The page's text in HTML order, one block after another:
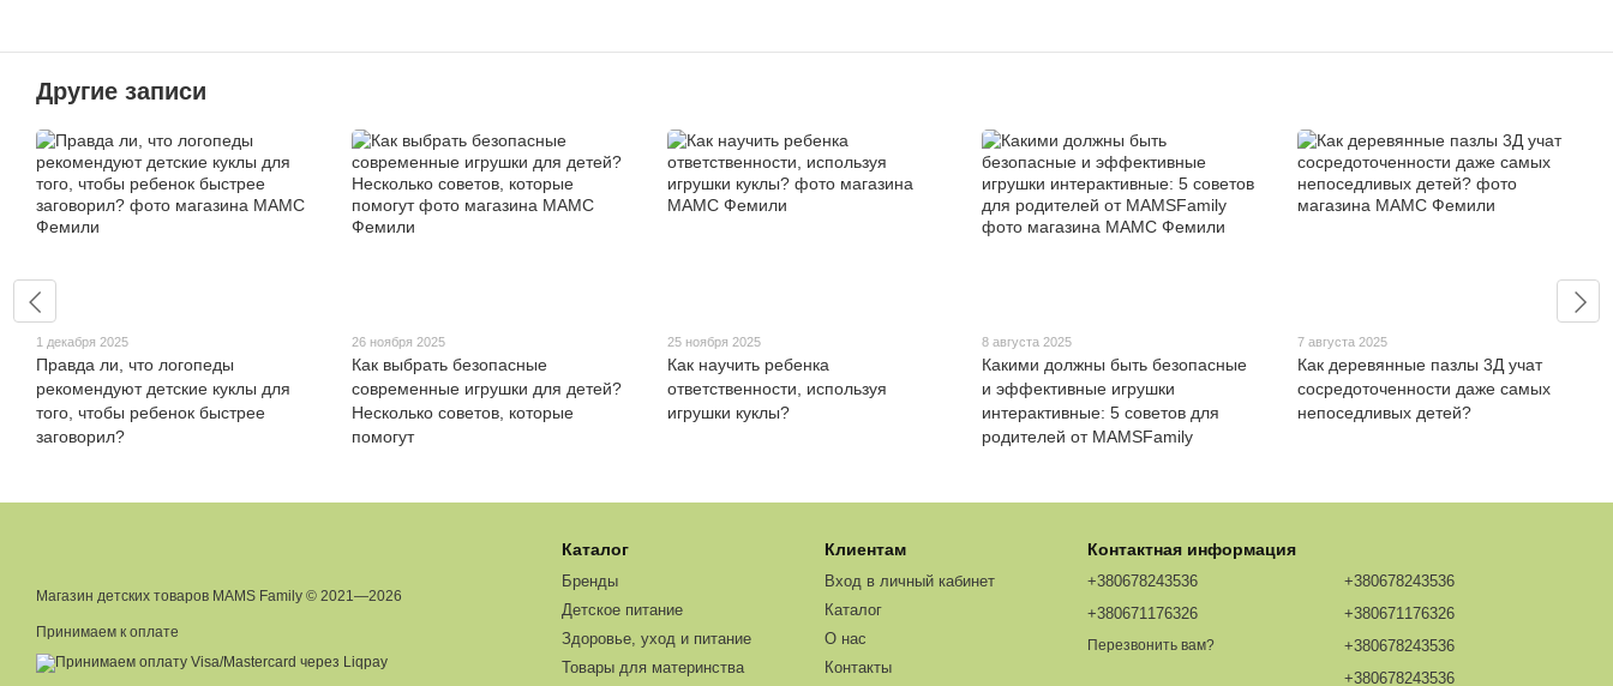
Другие записи
1 декабря 2025
Правда ли, что логопеды
рекомендуют детские куклы для
того, чтобы ребенок быстрее
заговорил?
26 ноября 2025
Как выбрать безопасные
современные игрушки для детей?
Несколько советов, которые
помогут
25 ноября 2025
Как научить ребенка
ответственности, используя
игрушки куклы?
8 августа 2025
Какими должны быть безопасные
и эффективные игрушки
интерактивные: 5 советов для
родителей от MAMSFamily
7 августа 2025
Как деревянные пазлы 3Д учат
сосредоточенности даже самых
непоседливых детей?
Магазин детских товаров MAMS Family © 2021—2026
Принимаем к оплате
Каталог
Бренды
Детское питание
Здоровье, уход и питание
Товары для материнства
Клиентам
Вход в личный кабинет
Каталог
О нас
Контакты
Контактная информация
+380678243536
+380671176326
Перезвонить вам?
+380678243536
+380671176326
+380678243536
+380678243536